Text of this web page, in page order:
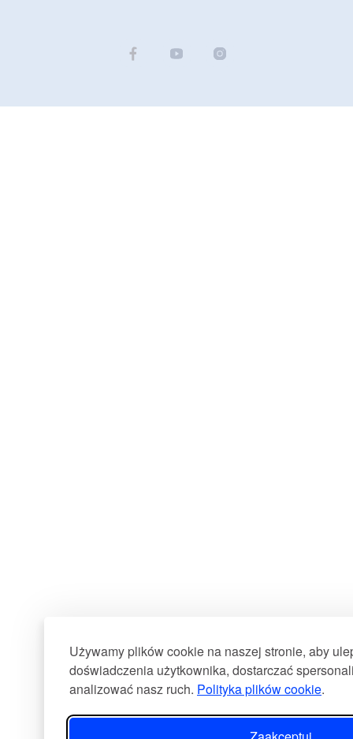
Używamy plików cookie na naszej stronie, aby
doświadczenia użytkownika, dostarczać
analizować nasz ruch. Polityka plików cookie.